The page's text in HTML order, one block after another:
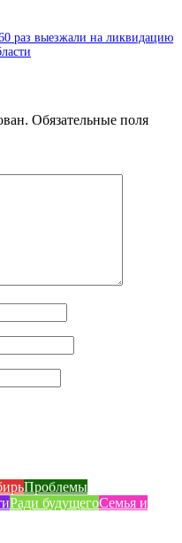
раз выезжали на ликвидацию
Обязательные поля
Проблемы
Ради будущегоСемья и